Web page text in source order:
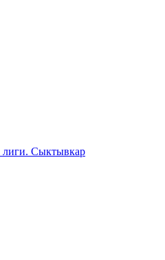
Сыктывкар